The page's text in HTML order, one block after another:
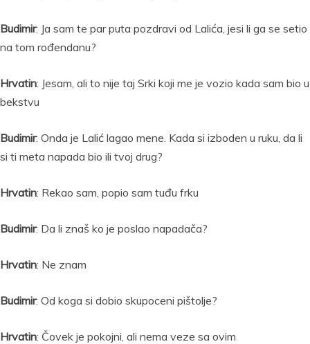
Budimir: Ja sam te par puta pozdravi od Lalića, jesi li ga se setio
na tom rođendanu?
Hrvatin: Jesam, ali to nije taj Srki koji me je vozio kada sam bio u
bekstvu
Budimir: Onda je Lalić lagao mene. Kada si izboden u ruku, da li
si ti meta napada bio ili tvoj drug?
Hrvatin: Rekao sam, popio sam tuđu frku
Budimir: Da li znaš ko je poslao napadača?
Hrvatin: Ne znam
Budimir: Od koga si dobio skupoceni pištolje?
Hrvatin: Čovek je pokojni, ali nema veze sa ovim